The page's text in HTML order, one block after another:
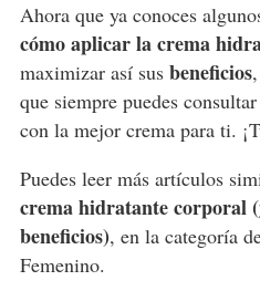
Ahora que ya conoces
cómo aplicar la crema
maximizar así sus beneficios
que siempre puedes
con la mejor crema para ti.
Puedes leer más artículos
crema hidratante corporal
beneficios), en la categoría
Femenino.